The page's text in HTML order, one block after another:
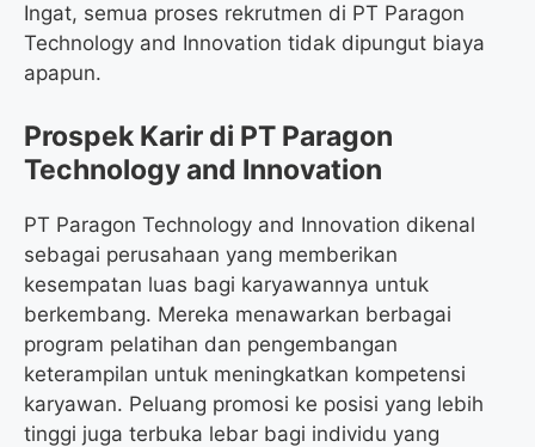
Ingat, semua proses rekrutmen di PT Paragon
Technology and Innovation tidak dipungut biaya
apapun.
Prospek Karir di PT Paragon
Technology and Innovation
PT Paragon Technology and Innovation dikenal
sebagai perusahaan yang memberikan
kesempatan luas bagi karyawannya untuk
berkembang. Mereka menawarkan berbagai
program pelatihan dan pengembangan
keterampilan untuk meningkatkan kompetensi
karyawan. Peluang promosi ke posisi yang lebih
tinggi juga terbuka lebar bagi individu yang